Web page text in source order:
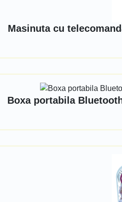
Masinuta cu
Boxa portabila